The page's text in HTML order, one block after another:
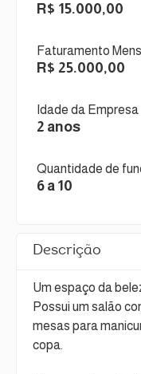
R$ 15.000,00
Faturamento
R$ 25.000,00
Idade da Empresa
2 anos
Quantidade de
6 a 10
Descrição
Um espaço da
Possui um salão
mesas para
copa.